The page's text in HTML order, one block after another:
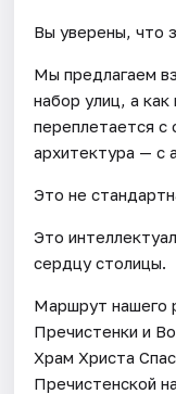
Вы уверены, что
Мы предлагаем
набор улиц, а
переплетается с
архитектура — с
Это не
Это
сердцу столицы.
Маршрут нашего
Пречистенки и
Храм Христа
Пречистенской